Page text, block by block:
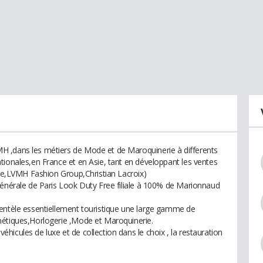
,dans les métiers de Mode et de Maroquinerie à differents
France et en Asie, tant en développant les ventes
Fashion Group,Christian Lacroix)
de Paris Look Duty Free filiale à 100% de Marionnaud
essentiellement touristique une large gamme de
,Mode et Maroquinerie.
de luxe et de collection dans le choix , la restauration